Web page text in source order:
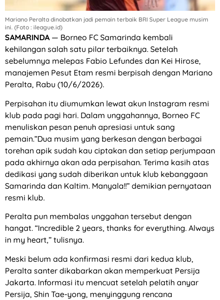
Mariano Peralta dinobatkan jadi pemain terbaik BRI Super League musim
ini. (Foto : ileague.id)
SAMARINDA — Borneo FC Samarinda kembali
kehilangan salah satu pilar terbaiknya. Setelah
sebelumnya melepas Fabio Lefundes dan Kei Hirose,
manajemen Pesut Etam resmi berpisah dengan Mariano
Peralta, Rabu (10/6/2026).
Perpisahan itu diumumkan lewat akun Instagram resmi
klub pada pagi hari. Dalam unggahannya, Borneo FC
menuliskan pesan penuh apresiasi untuk sang
pemain.”Dua musim yang berkesan dengan berbagai
torehan apik sudah kau ciptakan dan setiap perjumpaan
pada akhirnya akan ada perpisahan. Terima kasih atas
dedikasi yang sudah diberikan untuk klub kebanggaan
Samarinda dan Kaltim. Manyala!!” demikian pernyataan
resmi klub.
Peralta pun membalas unggahan tersebut dengan
hangat. “Incredible 2 years, thanks for everything. Always
in my heart,” tulisnya.
Meski belum ada konfirmasi resmi dari kedua klub,
Peralta santer dikabarkan akan memperkuat Persija
Jakarta. Informasi itu mencuat setelah pelatih anyar
Persija, Shin Tae-yong, menyinggung rencana